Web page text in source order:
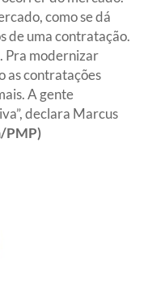
como se dá
de uma contratação.
Pra modernizar
as contratações
A gente
declara Marcus
PMP)